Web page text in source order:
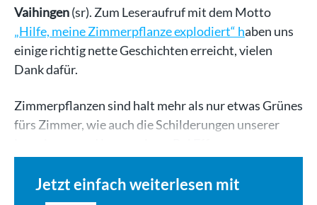
Vaihingen(sr). Zum Leseraufruf mit dem Motto
„Hilfe, meine Zimmerpflanze explodiert“ haben uns
einige richtig nette Geschichten erreicht, vielen
Dank dafür.
Zimmerpflanzen sind halt mehr als nur etwas Grünes
fürs Zimmer, wie auch die Schilderungen unserer
Jetzt einfach weiterlesen mit